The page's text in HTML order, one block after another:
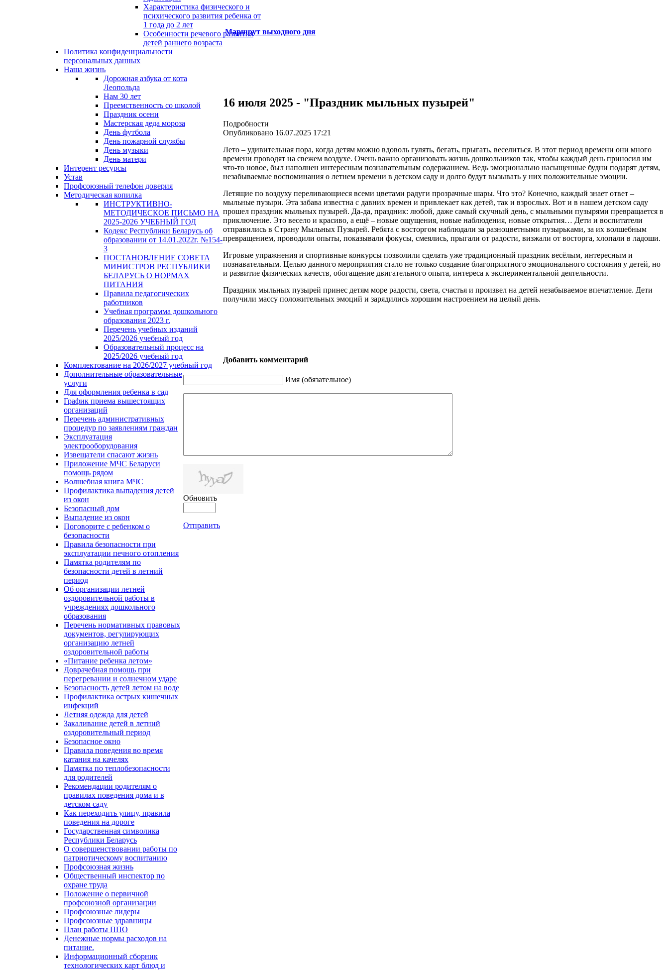
Характеристика физического и
психического развития ребенка от
1 года до 2 лет
Особенности речевого развития
детей раннего возраста
Политика конфиденциальности
персональных данных
Наша жизнь
Дорожная азбука от кота
Леопольда
Нам 30 лет
Преемственность со школой
Праздник осени
Мастерская деда мороза
День футбола
День пожарной службы
День музыки
День матери
Интерент ресурсы
Устав
Профсоюзный телефон доверия
Методическая копилка
ИНСТРУКТИВНО-
МЕТОДИЧЕСКОЕ ПИСЬМО НА
2025-2026 УЧЕБНЫЙ ГОД
Кодекс Республики Беларусь об
образовании от 14.01.2022г. №154-
3
ПОСТАНОВЛЕНИЕ СОВЕТА
МИНИСТРОВ РЕСПУБЛИКИ
БЕЛАРУСЬ О НОРМАХ
ПИТАНИЯ
Правила педагогических
работников
Учебная программа дошкольного
образования 2023 г.
Перечень учебных изданий
2025/2026 учебный год
Образовательный процесс на
2025/2026 учебный год
Комплектование на 2026/2027 учебный год
Дополнительные образовательные
услуги
Для оформления ребенка в сад
График приема вышестоящих
организаций
Перечень административных
процедур по заявлениям граждан
Эксплуатация
электрооборудования
Извещатели спасают жизнь
Приложение МЧС Беларуси
помощь рядом
Волшебная книга МЧС
Профилактика выпадения детей
из окон
Безопасный дом
Выпадение из окон
Поговорите с ребенком о
безопасности
Правила безопасности при
эксплуатации печного отопления
Памятка родителям по
безопасности детей в летний
период
Об организации летней
оздоровительной работы в
учреждениях дошкольного
образования
Перечень нормативных правовых
документов, регулирующих
организацию летней
оздоровительной работы
«Питание ребенка летом»
Доврачебная помощь при
перегревании и солнечном ударе
Безопасность детей летом на воде
Профилактика острых кишечных
инфекций
Летняя одежда для детей
Закаливание детей в летний
оздоровительный период
Безопасное окно
Правила поведения во время
катания на качелях
Памятка по теплобезопасности
для родителей
Рекомендации родителям о
правилах поведения дома и в
детском саду
Как переходить улицу, правила
поведения на дороге
Государственная символика
Республики Беларусь
О совершенствовании работы по
патриотическому воспитанию
Профсоюзная жизнь
Общественный инспектор по
охране труда
Положение о первичной
профсоюзной организации
Профсоюзные лидеры
Профсоюзные здравницы
План работы ППО
Денежные нормы расходов на
питание.
Информационный сборник
технологических карт блюд и
Маршрут выходного дня
16 июля 2025 - "Праздник мыльных пузырей"
Подробности
Опубликовано 16.07.2025 17:21
Лето – удивительная пора, когда детям можно вдоволь гулять, бегать, прыгать, веселиться. В этот период времени они много
времени проводят на свежем воздухе. Очень важно организовать жизнь дошкольников так, чтобы каждый день приносил им
что-то новое, был наполнен интересным познавательным содержанием. Ведь эмоционально насыщенные будни подарят детям,
незабываемые воспоминания о летнем времени в детском саду и долго будут вызывать у них положительные эмоции.
Летящие по воздуху переливающиеся всеми цветами радуги прозрачные шары. Что это? Конечно, каждый знает ответ –
мыльные пузыри. Эта забава известна с давних времен и привлекает как детей, так и взрослых. Вот и в нашем детском саду
прошел праздник мыльных пузырей. Да-да, праздник: любой, даже самый скучный день, с мыльными пузырями превращается в
приключение. Это весело и красиво, а ещё – новые ощущения, новые наблюдения, новые открытия… Дети и воспитатели
отправились в Страну Мыльных Пузырей. Ребята с восторгом наблюдали за разноцветными пузырьками, за их волшебным
превращением, проводили опыты, показывали фокусы, смеялись, прыгали от радости, визжали от восторга, хлопали в ладоши.
Игровые упражнения и спортивные конкурсы позволили сделать уже традиционный праздник весёлым, интересным и
познавательным. Целью данного мероприятия стало не только создание благоприятного эмоционального состояния у детей, но
и развитие физических качеств, обогащение двигательного опыта, интереса к экспериментальной деятельности.
Праздник мыльных пузырей принес детям море радости, света, счастья и произвел на детей незабываемое впечатление. Дети
получили массу положительных эмоций и зарядились хорошим настроением на целый день.
Добавить комментарий
Имя (обязательное)
Обновить
Отправить